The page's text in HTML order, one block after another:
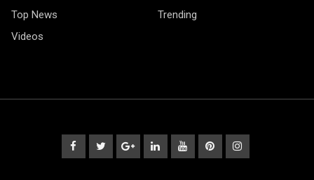
Top News
Trending
Videos